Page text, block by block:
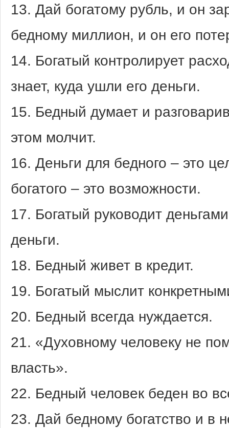
13. Дай богатому рубль, и он
бедному миллион, и он его
14. Богатый контролирует
знает, куда ушли его деньги.
15. Бедный думает и
этом молчит.
16. Деньги для бедного – это
богатого – это возможности.
17. Богатый руководит
деньги.
18. Бедный живет в кредит.
19. Богатый мыслит
20. Бедный всегда нуждается.
21. «Духовному человеку не
власть».
22. Бедный человек беден во
23. Дай бедному богатство и в